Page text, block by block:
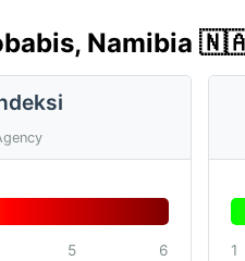
Namibia
5 6 1